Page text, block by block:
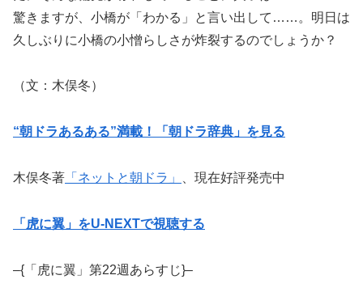
驚きますが、小橋が「わかる」と言い出して……。明日は
久しぶりに小橋の小憎らしさが炸裂するのでしょうか？
（文：木俣冬）
“朝ドラあるある”満載！「朝ドラ辞典」を見る
木俣冬著 「ネットと朝ドラ」 、現在好評発売中
「虎に翼」をU-NEXTで視聴する
–{「虎に翼」第22週あらすじ}–